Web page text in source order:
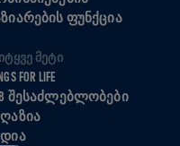
ᲤᲣᲜᲥᲪᲘᲐ
ᲛᲔᲢᲘ
FOR LIFE
ᲨᲔᲡᲐᲫᲚᲔᲑᲚᲝᲑᲔᲑᲘ